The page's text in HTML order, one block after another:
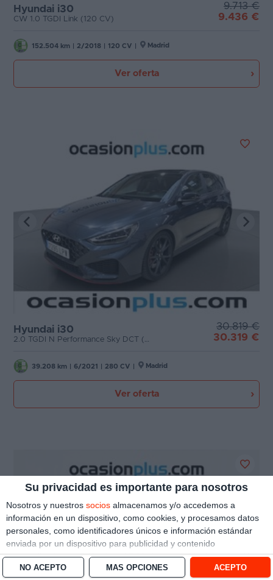
Su privacidad es importante para nosotros
Nosotros y nuestros socios almacenamos y/o accedemos a
información en un dispositivo, como cookies, y procesamos datos
personales, como identificadores únicos e información estándar
enviada por un dispositivo para publicidad y contenido
personalizado, medición de publicidad y contenido, investigación
de audiencia y desarrollo de servicios. Con su permiso, nosotros y
MÁS OPCIONES
NO ACEPTO ACEPTO
Hyundai i30
CW 1.0 TGDI Link (120 CV)
9.713 €
9.436 €
152.504 km 2/2018 120 CV Madrid
Ver oferta
Hyundai i30
2.0 TGDI N Performance Sky DCT (280 CV)
30.819 €
30.319 €
39.208 km 6/2021 280 CV Madrid
Ver oferta